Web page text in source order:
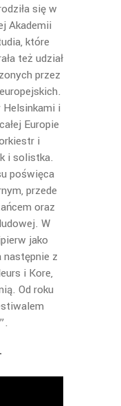
się w
Akademii
które
też udział
przez
i
Europie
i
i solistka.
poświęca
przede
oraz
W
jako
następnie z
i Kore,
Od roku